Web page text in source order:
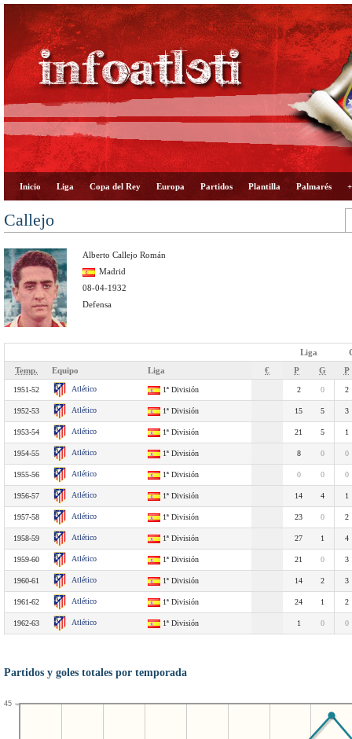
Inicio Liga Copa del Rey Europa Partidos Plantilla Palmarés
Callejo
Alberto Callejo Román
Madrid
08-04-1932
Defensa
Liga
Temp.
Equipo Liga € P G P
1951-52 Atlético 1ª División 2 0 2
1952-53 Atlético 1ª División 15 5 3
1953-54 Atlético 1ª División 21 5 1
1954-55 Atlético 1ª División 8 0 0
1955-56 Atlético 1ª División 0 0 0
1956-57 Atlético 1ª División 14 4 1
1957-58 Atlético 1ª División 23 0 2
1958-59 Atlético 1ª División 27 1 4
1959-60 Atlético 1ª División 21 0 3
1960-61 Atlético 1ª División 14 2 3
1961-62 Atlético 1ª División 24 1 2
1962-63 Atlético 1ª División 1 0 0
Partidos y goles totales por temporada
45